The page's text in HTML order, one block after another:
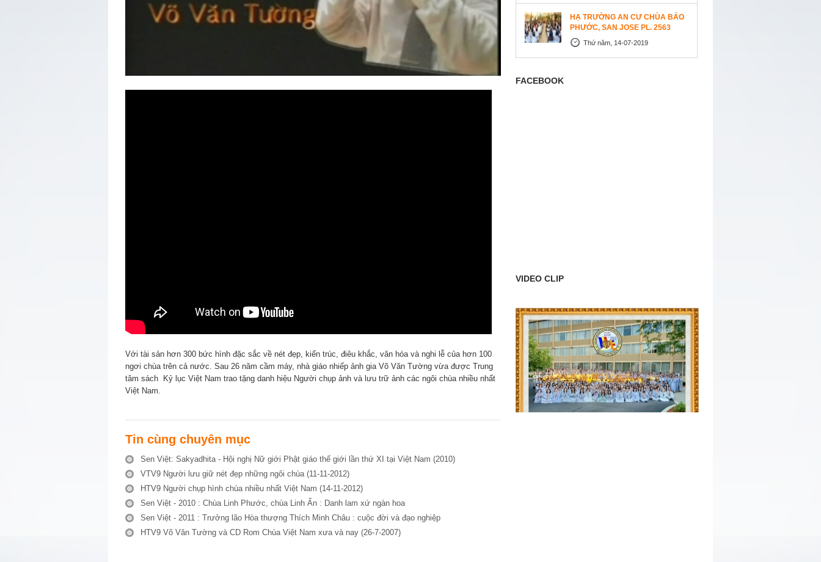
Với tài sản hơn 300 bức hình đặc sắc về nét đẹp, kiến trúc, điêu khắc, văn hóa và nghi lễ của hơn 100
ngơi chùa trên cả nước. Sau 26 năm cầm máy, nhà giáo nhiếp ảnh gia Võ Văn Tường vừa được Trung
tâm sách Kỷ lục Việt Nam trao tặng danh hiệu Người chụp ảnh và lưu trữ ảnh các ngôi chùa nhiều nhất
Việt Nam.
Tin cùng chuyên mục
Sen Việt: Sakyadhita - Hội nghị Nữ giới Phật giáo thế giới lần thứ XI tại Việt Nam (2010)
VTV9 Người lưu giữ nét đẹp những ngôi chùa (11-11-2012)
HTV9 Người chụp hình chùa nhiều nhất Việt Nam (14-11-2012)
Sen Việt - 2010 : Chùa Linh Phước, chùa Linh Ẩn : Danh lam xứ ngàn hoa
Sen Việt - 2011 : Trưởng lão Hòa thượng Thích Minh Châu : cuộc đời và đạo nghiệp
HTV9 Võ Văn Tường và CD Rom Chùa Việt Nam xưa và nay (26-7-2007)
HẠ TRƯỜNG AN CƯ CHÙA BẢO
PHƯỚC, SAN JOSE PL. 2563
Thứ năm, 14-07-2019
FACEBOOK
VIDEO CLIP